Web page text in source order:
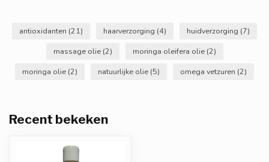
antioxidanten (21) haarverzorging (4) huidverzorging (7)
massage olie (2) moringa oleifera olie (2)
moringa olie (2) natuurlijke olie (5) omega vetzuren (2)
Recent bekeken